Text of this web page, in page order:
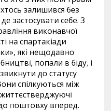
залишився без
застосувати себе. З
виконавчої
на спартакіади
які нещодавно
попали в біду, і
до статусу
спілкуються між
до поштовху вперед.